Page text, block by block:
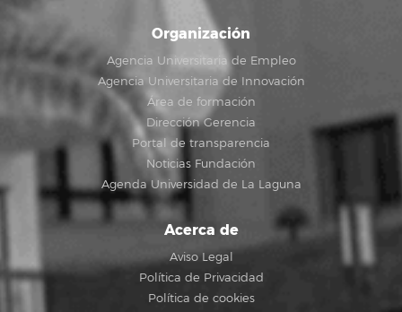
Organización
Agencia Universitaria de Empleo
Agencia Universitaria de Innovación
Área de formación
Dirección Gerencia
Portal de transparencia
Noticias Fundación
Agenda Universidad de La Laguna
Acerca de
Aviso Legal
Política de Privacidad
Política de cookies